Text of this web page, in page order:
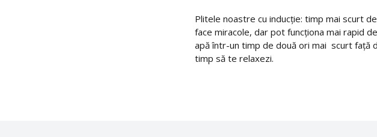
Plitele noastre cu inducție: timp mai scurt
face miracole, dar pot funcționa mai rapid
apă într-un timp de două ori mai scurt față
timp să te relaxezi.